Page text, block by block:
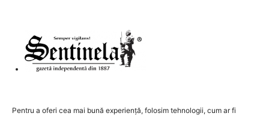
Pentru a oferi cea mai bună experiență, folosim tehnologii, cum ar fi